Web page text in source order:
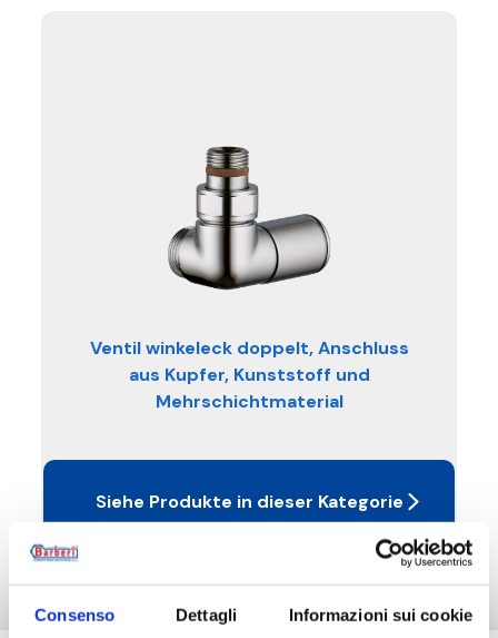
Consenso Dettagli Informazioni sui cookie
Ventil winkeleck doppelt, Anschluss
aus Kupfer, Kunststoff und
Mehrschichtmaterial
Siehe Produkte in dieser Kategorie